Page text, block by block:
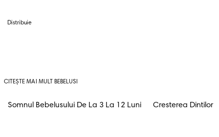
Distribuie
CITEȘTE MAI MULT BEBELUSI
Somnul Bebelusului De La 3 La 12 Luni Cresterea Dintilor